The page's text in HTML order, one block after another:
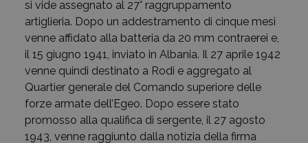
si vide assegnato al 27° raggruppamento
artiglieria. Dopo un addestramento di cinque mesi
venne affidato alla batteria da 20 mm contraerei e,
il 15 giugno 1941, inviato in Albania. Il 27 aprile 1942
venne quindi destinato a Rodi e aggregato al
Quartier generale del Comando superiore delle
forze armate dell’Egeo. Dopo essere stato
promosso alla qualifica di sergente, il 27 agosto
1943, venne raggiunto dalla notizia della firma